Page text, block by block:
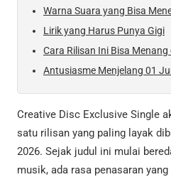
Warna Suara yang Bisa
Lirik yang Harus Punya Gigi
Cara Rilisan Ini Bisa
Antusiasme Menjelang 01
Creative Disc Exclusive Single
satu rilisan yang paling layak
2026. Sejak judul ini mulai
musik, ada rasa penasaran